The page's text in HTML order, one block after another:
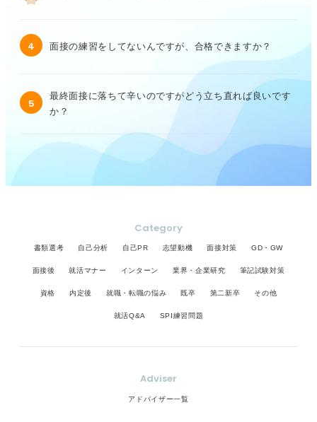
4 面接の練習をしてないんですが、合格できますか？
5
最終面接に落ちて辛いのですがどう立ち直れば良いです
か？
Category
書類選考 自己分析 自己PR 志望動機 面接対策 GD・GW
面接後 就活マナー インターン 業界・企業研究 筆記試験対策
資格 内定後 就職・転職の悩み 既卒 第二新卒 その他
就活Q&A SPI練習問題
Adviser
アドバイザー一覧